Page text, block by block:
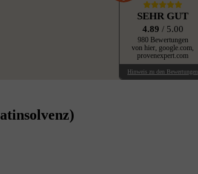
SEHR GUT
4.89 / 5.00
980 Bewertungen
von hier, google.com,
provenexpert.com
Hinweis zu den Bewertungen